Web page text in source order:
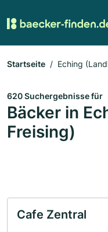
Startseite Eching
620 Suchergebnisse für
Bäcker in
Freising)
Cafe Zentral